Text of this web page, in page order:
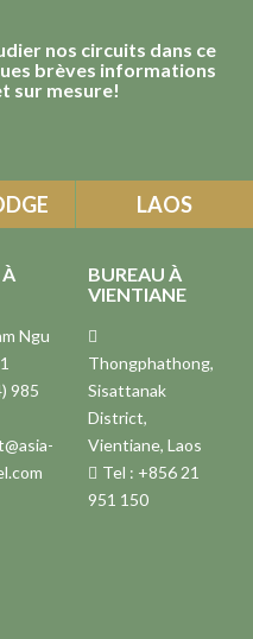
nos circuits dans ce
brèves informations
sur mesure!
LAOS
Ngu
985
BUREAU À
VIENTIANE
Thongphathong,
Sisattanak
District,
Vientiane, Laos
Tel : +856 21
951 150